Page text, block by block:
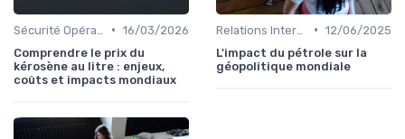
• 16/03/2026
Comprendre le prix du
kérosène au litre : enjeux,
coûts et impacts mondiaux
• 12/06/2025
L'impact du pétrole sur la
géopolitique mondiale